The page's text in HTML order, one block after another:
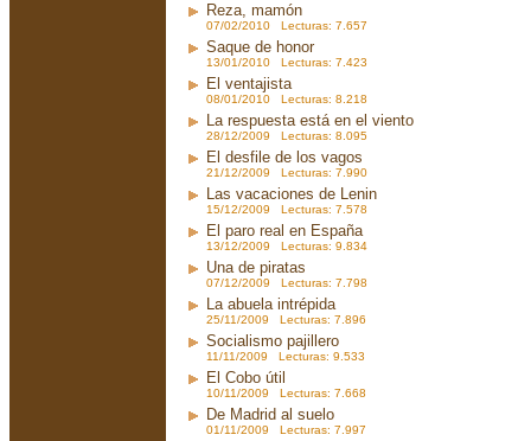
Reza, mamón
07/02/2010 Lecturas: 7.657
Saque de honor
13/01/2010 Lecturas: 7.423
El ventajista
08/01/2010 Lecturas: 8.218
La respuesta está en el viento
28/12/2009 Lecturas: 8.095
El desfile de los vagos
21/12/2009 Lecturas: 7.990
Las vacaciones de Lenin
15/12/2009 Lecturas: 7.578
El paro real en España
13/12/2009 Lecturas: 9.834
Una de piratas
07/12/2009 Lecturas: 7.798
La abuela intrépida
25/11/2009 Lecturas: 7.896
Socialismo pajillero
11/11/2009 Lecturas: 9.533
El Cobo útil
10/11/2009 Lecturas: 7.668
De Madrid al suelo
01/11/2009 Lecturas: 7.997